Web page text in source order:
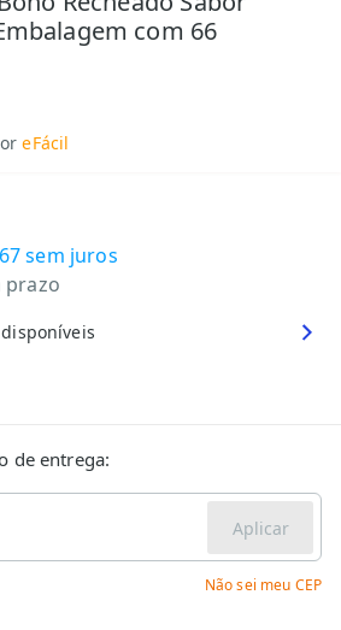
com 66
eFácil
sem juros
prazo
de entrega:
Aplicar
Não sei meu CEP